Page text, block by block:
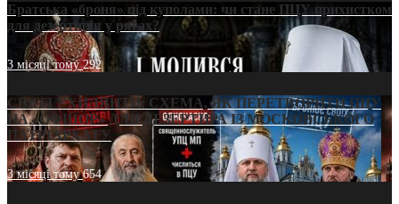
Братська «броня» під куполами: чи стане ПЦУ прихистком
для дезертирів у рясах?
3 місяці тому292
СВЯТІ УХИЛЯНТИ: СХЕМА, ЯК ПЕРЕТВОРИТИ ПЦУ
НА «ОФШОР» ДЛЯ ДЕЗЕРТИРА ІЗ МОСКОВСЬКОГО
ПАТРІАРХАТУ
3 місяці тому654